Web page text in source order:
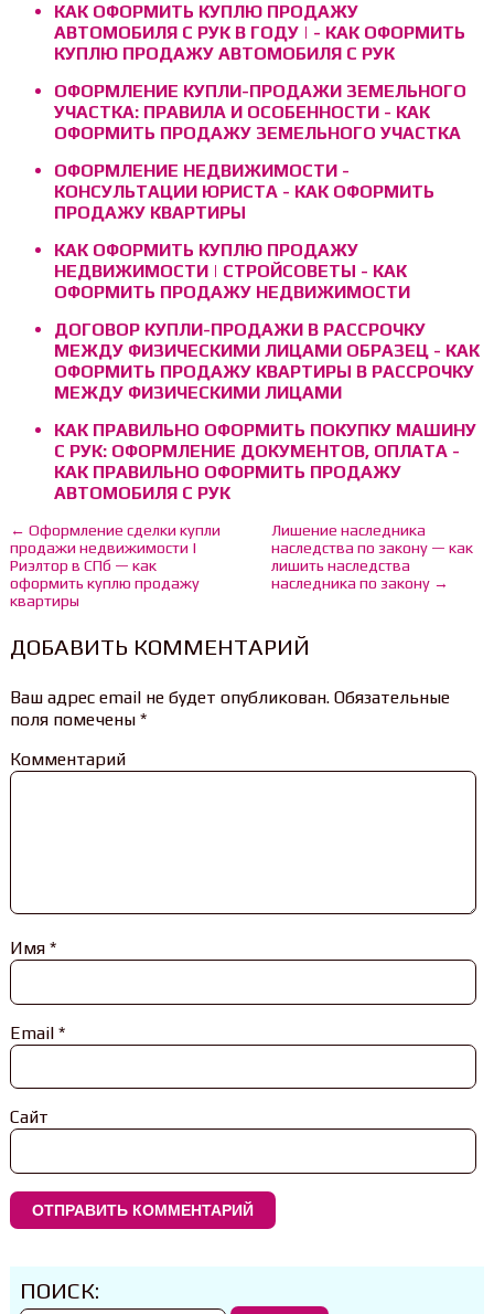
КАК ОФОРМИТЬ КУПЛЮ ПРОДАЖУ
АВТОМОБИЛЯ С РУК В ГОДУ | - КАК ОФОРМИТЬ
КУПЛЮ ПРОДАЖУ АВТОМОБИЛЯ С РУК
ОФОРМЛЕНИЕ КУПЛИ-ПРОДАЖИ ЗЕМЕЛЬНОГО
УЧАСТКА: ПРАВИЛА И ОСОБЕННОСТИ - КАК
ОФОРМИТЬ ПРОДАЖУ ЗЕМЕЛЬНОГО УЧАСТКА
ОФОРМЛЕНИE НЕДВИЖИМОСТИ -
КОНСУЛЬТАЦИИ ЮРИСТА - КАК ОФОРМИТЬ
ПРОДАЖУ КВАРТИРЫ
КАК ОФОРМИТЬ КУПЛЮ ПРОДАЖУ
НЕДВИЖИМОСТИ | СТРОЙСОВЕТЫ - КАК
ОФОРМИТЬ ПРОДАЖУ НЕДВИЖИМОСТИ
ДОГОВОР КУПЛИ-ПРОДАЖИ В РАССРОЧКУ
МЕЖДУ ФИЗИЧЕСКИМИ ЛИЦАМИ ОБРАЗЕЦ - КАК
ОФОРМИТЬ ПРОДАЖУ КВАРТИРЫ В РАССРОЧКУ
МЕЖДУ ФИЗИЧЕСКИМИ ЛИЦАМИ
КАК ПРАВИЛЬНО ОФОРМИТЬ ПОКУПКУ МАШИНУ
С РУК: ОФОРМЛЕНИЕ ДОКУМЕНТОВ, ОПЛАТА -
КАК ПРАВИЛЬНО ОФОРМИТЬ ПРОДАЖУ
АВТОМОБИЛЯ С РУК
← Оформление сделки купли
продажи недвижимости |
Риэлтор в СПб — как
оформить куплю продажу
квартиры
Лишение наследника
наследства по закону — как
лишить наследства
наследника по закону →
ДОБАВИТЬ КОММЕНТАРИЙ
Ваш адрес email не будет опубликован.Обязательные
поля помечены *
Комментарий
Имя *
Email *
Сайт
ПОИСК: